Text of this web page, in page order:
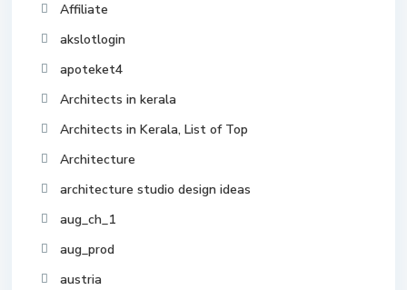
Affiliate
akslotlogin
apoteket4
Architects in kerala
Architects in Kerala, List of Top
Architecture
architecture studio design ideas
aug_ch_1
aug_prod
austria